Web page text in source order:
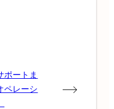
ポートま
ペレーシ